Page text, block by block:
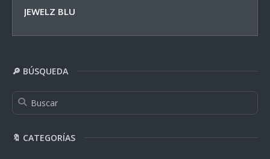
JEWELZ BLU
🔎 BÚSQUEDA
🔖 CATEGORÍAS